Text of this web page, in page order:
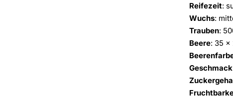
Reifezeit:
Wuchs:
Trauben:
Beere: 35 x
Geschmack